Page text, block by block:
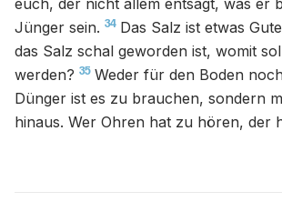
euch, der nicht allem entsagt, was er
Jünger sein. 34 Das Salz ist etwas
das Salz schal geworden ist, womit
werden? 35 Weder für den Boden
Dünger ist es zu brauchen, sondern
hinaus. Wer Ohren hat zu hören, der